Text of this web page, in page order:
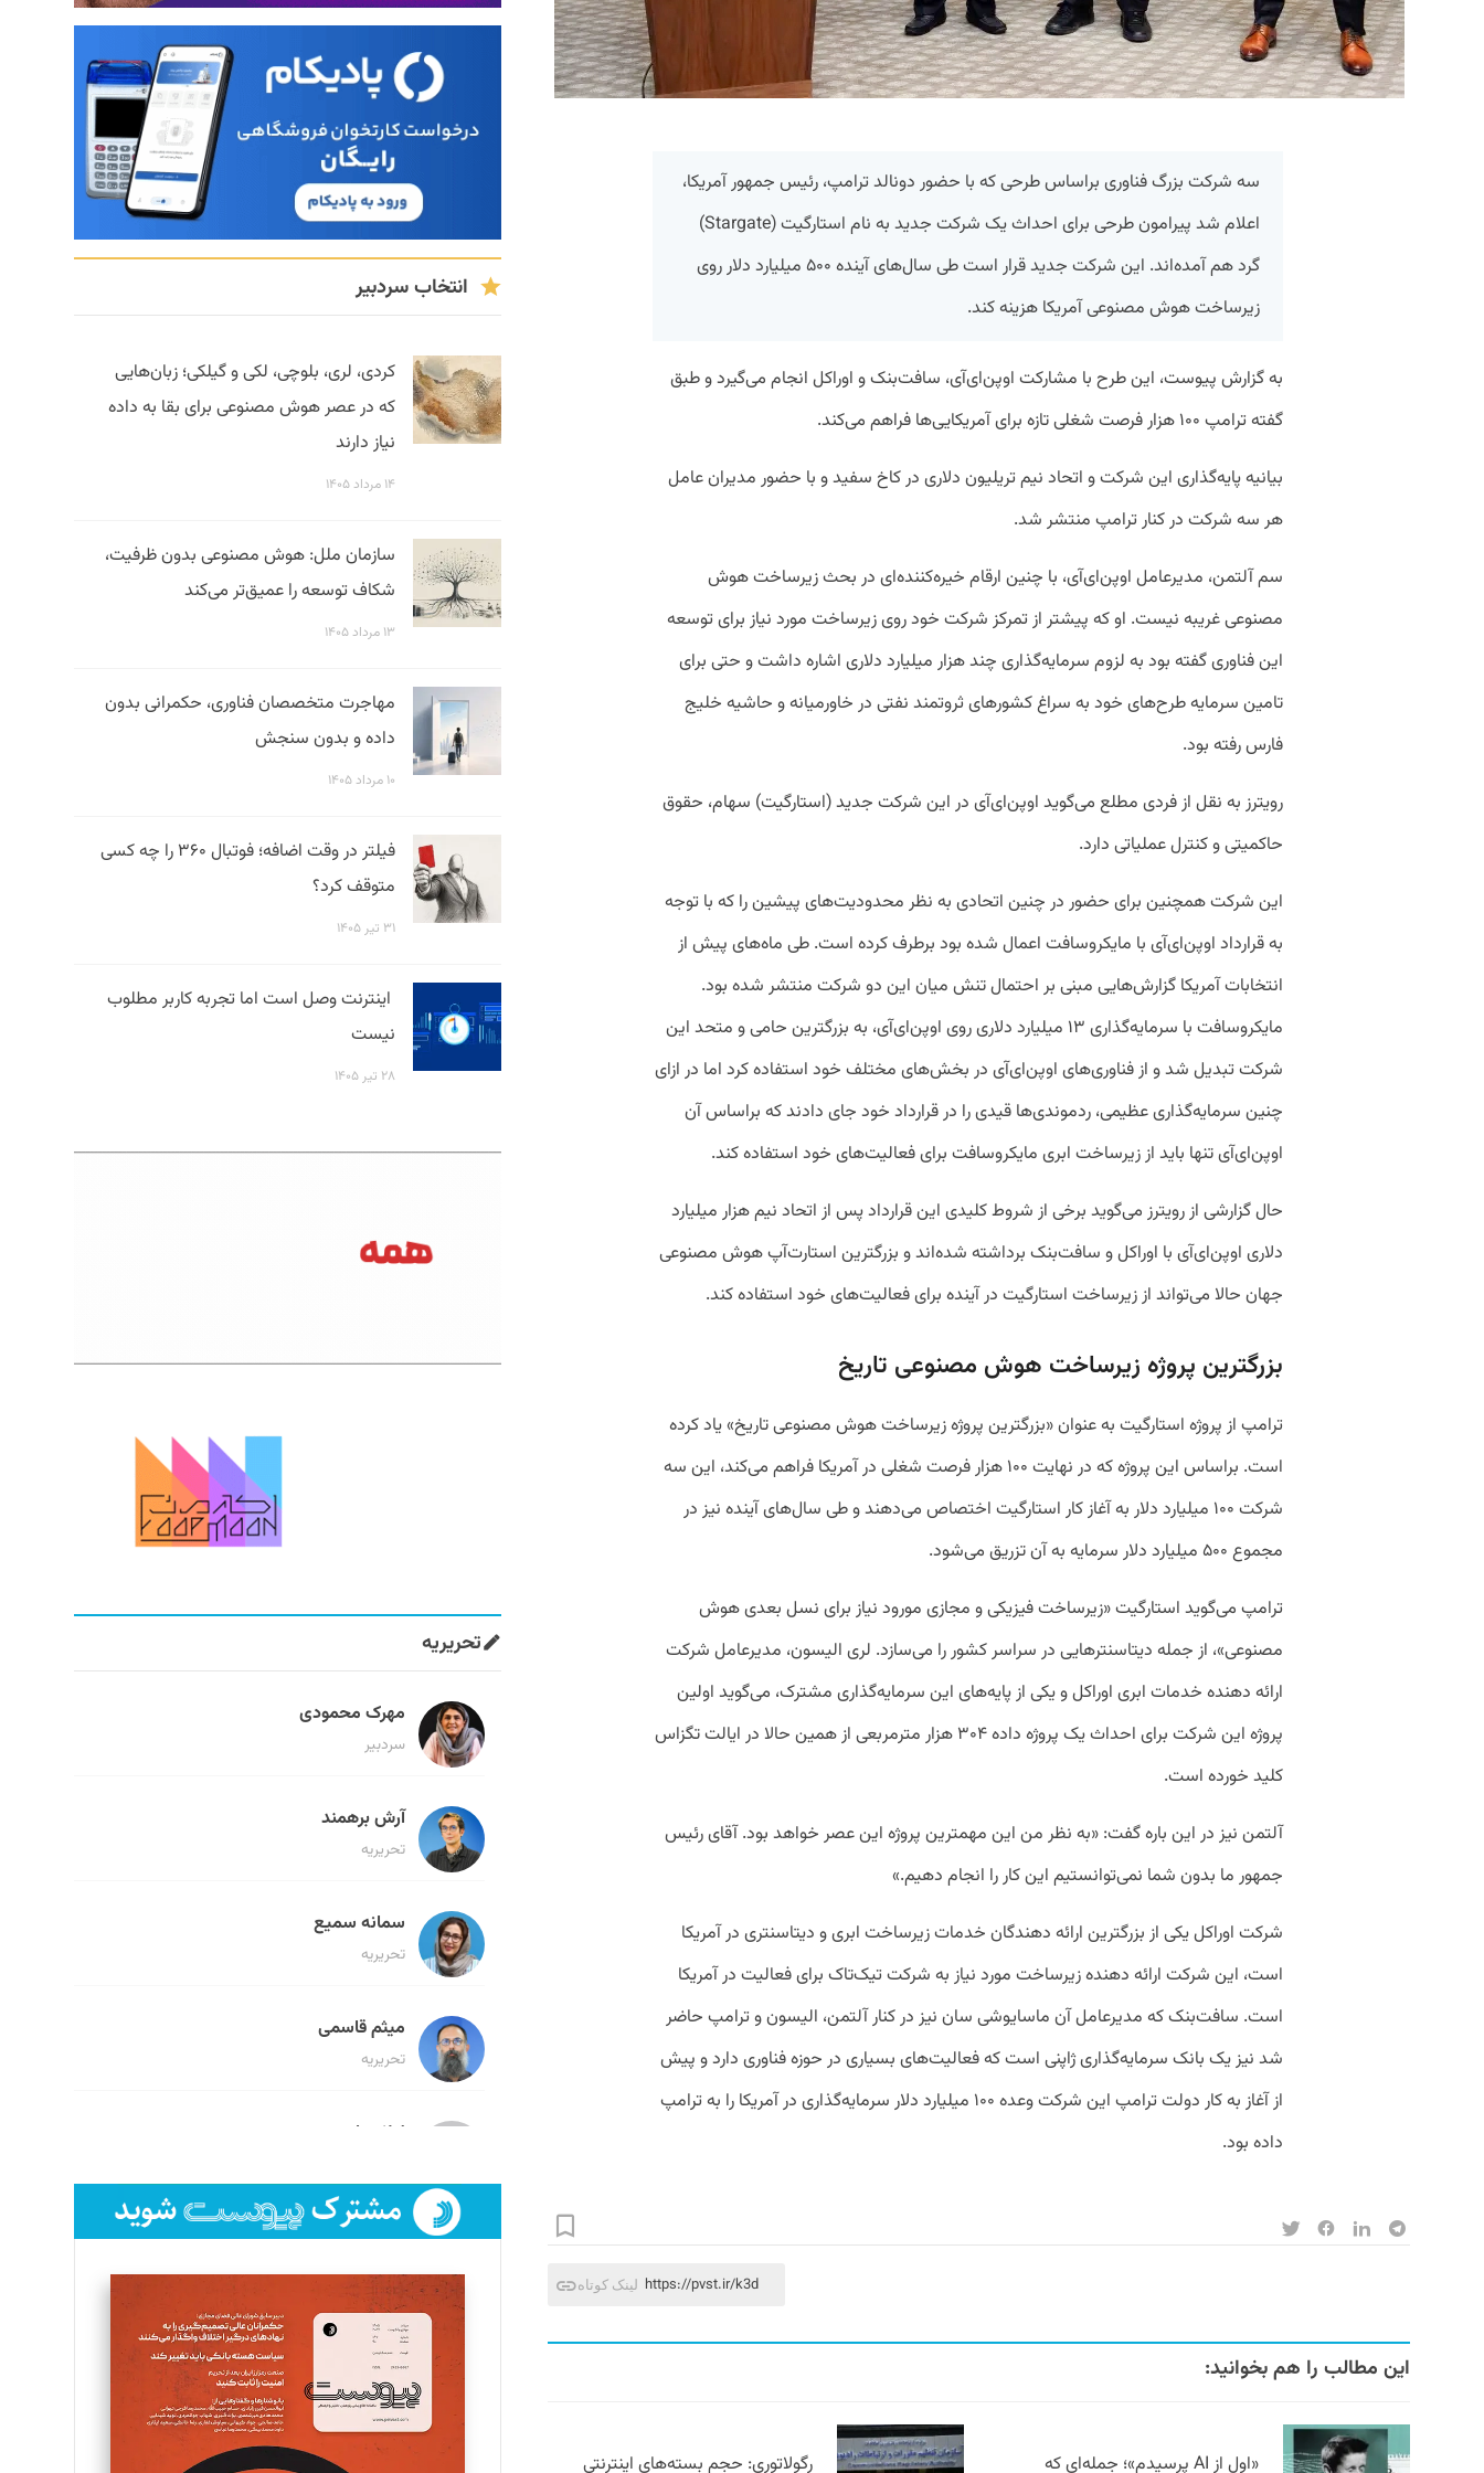
سه شرکت بزرگ فناوری براساس طرحی که با حضور دونالد ترامپ، رئیس جمهور آمریکا،
اعلام شد پیرامون طرحی برای احداث یک شرکت جدید به نام استارگیت‌ (Stargate)
گرد هم آمده‌اند. این شرکت جدید قرار است طی سال‌های آینده ۵۰۰ میلیارد دلار روی
زیرساخت هوش مصنوعی آمریکا هزینه کند.
به گزارش پیوست، این طرح با مشارکت اوپن‌ای‌آی، سافت‌بنک و اوراکل انجام می‌گیرد و طبق
گفته ترامپ ۱۰۰ هزار فرصت شغلی تازه برای آمریکایی‌ها فراهم می‌کند.
بیانیه پایه‌گذاری این شرکت و اتحاد نیم تریلیون دلاری در کاخ سفید و با حضور مدیران عامل
هر سه شرکت در کنار ترامپ منتشر شد.
سم آلتمن، مدیرعامل اوپن‌ای‌آی،‌ با چنین ارقام خیره‌کننده‌ای در بحث زیرساخت هوش
مصنوعی غریبه نیست. او که پیشتر از تمرکز شرکت خود روی زیرساخت مورد نیاز برای توسعه
این فناوری گفته بود به لزوم سرمایه‌گذاری چند هزار میلیارد دلاری اشاره داشت و حتی برای
تامین سرمایه طرح‌های خود به سراغ کشور‌های ثروتمند نفتی در خاورمیانه و حاشیه خلیج
فارس رفته بود.
رویترز به نقل از فردی مطلع می‌گوید اوپن‌ای‌آی در این شرکت جدید (استارگیت) سهام، حقوق
حاکمیتی و کنترل عملیاتی دارد.
این شرکت همچنین برای حضور در چنین اتحادی به نظر محدودیت‌های پیشین را که با توجه
به قرارداد اوپن‌ای‌آی با مایکروسافت اعمال شده بود برطرف کرده است. طی ماه‌های پیش از
انتخابات آمریکا گزارش‌هایی مبنی بر احتمال تنش میان این دو شرکت منتشر شده بود.
مایکروسافت با سرمایه‌گذاری ۱۳ میلیارد دلاری روی اوپن‌ای‌‌آی، به بزرگترین حامی و متحد این
شرکت تبدیل شد و از فناوری‌های اوپن‌ای‌آی در بخش‌های مختلف خود استفاده کرد اما در ازای
چنین سرمایه‌گذاری عظیمی، ردموندی‌ها قیدی را در قرارداد خود جای دادند که براساس آن
اوپن‌ای‌آی تنها باید از زیرساخت ابری مایکروسافت برای فعالیت‌های خود استفاده کند.
حال گزارشی از رویترز می‌گوید برخی از شروط کلیدی این قرارداد پس از اتحاد نیم هزار میلیارد
دلاری اوپن‌ای‌آی با اوراکل و سافت‌بنک برداشته شده‌اند و بزرگترین استارت‌آپ هوش مصنوعی
جهان حالا می‌تواند از زیرساخت استارگیت در آینده برای فعالیت‌های خود استفاده کند.
بزرگترین پروژه زیرساخت هوش مصنوعی تاریخ
ترامپ از پروژه استارگیت به عنوان «بزرگترین پروژه زیرساخت هوش مصنوعی تاریخ» یاد کرده
است. براساس این پروژه که در نهایت ۱۰۰ هزار فرصت شغلی در آمریکا فراهم می‌کند، این سه
شرکت ۱۰۰ میلیارد دلار به آغاز کار استارگیت اختصاص می‌دهند و طی سال‌های آینده نیز در
مجموع ۵۰۰ میلیارد دلار سرمایه به آن تزریق می‌شود.
ترامپ می‌گوید استارگیت «زیرساخت فیزیکی و مجازی مورود نیاز برای نسل بعدی هوش
مصنوعی»، از جمله دیتاسنتر‌هایی در سراسر کشور را می‌سازد. لری الیسون، مدیرعامل شرکت
ارائه دهنده خدمات ابری اوراکل و یکی از پایه‌های این سرمایه‌گذاری مشترک، می‌گوید اولین
پروژه این شرکت برای احداث یک پروژه داده ۳۰۴ هزار مترمربعی از همین حالا در ایالت تگزاس
کلید خورده است.
آلتمن نیز در این باره گفت: «به نظر من این مهمترین پروژه این عصر خواهد بود. آقای رئیس
جمهور ما بدون شما نمی‌توانستیم این کار را انجام دهیم.»
شرکت اوراکل یکی از بزرگترین ارائه دهندگان خدمات زیرساخت ابری و دیتاسنتری در آمریکا
است، این شرکت ارائه دهنده زیرساخت مورد نیاز به شرکت تیک‌تاک برای فعالیت در آمریکا
است. سافت‌‌بنک که مدیرعامل آن ماسایوشی سان نیز در کنار آلتمن،‌ الیسون و ترامپ حاضر
شد نیز یک بانک سرمایه‌گذاری ژاپنی است که فعالیت‌های بسیاری در حوزه فناوری دارد و پیش
از آغاز به کار دولت ترامپ این شرکت وعده ۱۰۰ میلیارد دلار سرمایه‌گذاری در آمریکا را به ترامپ
داده بود.
لینک کوتاه https://pvst.ir/k3d
این مطالب را هم بخوانید:
«اول از AI پرسیدم»؛ جمله‌ای که رگولاتوری: حجم بسته‌های اینترنتی
انتخاب سردبیر
کردی، لری، بلوچی، لکی و گیلکی؛ زبان‌هایی
که در عصر هوش مصنوعی برای بقا به داده
نیاز دارند
۱۴ مرداد ۱۴۰۵
سازمان ملل: هوش مصنوعی بدون ظرفیت،
شکاف توسعه را عمیق‌تر می‌کند
۱۳ مرداد ۱۴۰۵
مهاجرت متخصصان فناوری، حکمرانی بدون
داده و بدون سنجش
۱۰ مرداد ۱۴۰۵
فیلتر در وقت اضافه؛ فوتبال ۳۶۰ را چه کسی
متوقف کرد؟
۳۱ تیر ۱۴۰۵
اینترنت وصل است اما تجربه کاربر مطلوب
نیست
۲۸ تیر ۱۴۰۵
تحریریه
مهرک محمودی
سردبیر
آرش برهمند
تحریریه
سمانه سمیع
تحریریه
میثم قاسمی
تحریریه
لیلا حنارود
فائزه فتحی رستمی
تحریریه
سروش کرمیان
تحریریه
مینا پاکدل